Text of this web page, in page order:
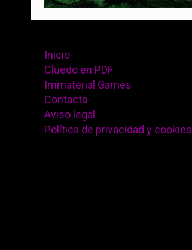
Inicio
Cluedo en PDF
Immaterial Games
Contacta
Aviso legal
Política de privacidad y cookies